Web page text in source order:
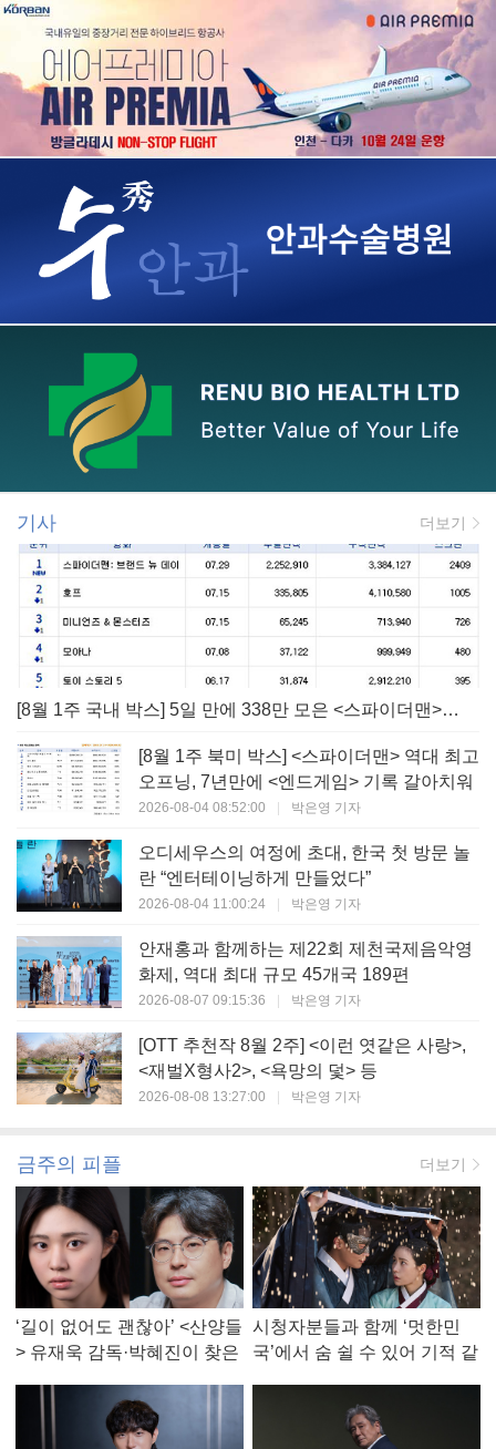
기사 더보기
[8월 1주 국내 박스] 5일 만에 338만 모은 <스파이더맨> 극장가 235% 대반등, <호프>는 400만 돌파
[8월 1주 북미 박스] <스파이더맨> 역대 최고
오프닝, 7년만에 <엔드게임> 기록 갈아치워
2026-08-04 08:52:00 | 박은영 기자
오디세우스의 여정에 초대, 한국 첫 방문 놀
란 “엔터테이닝하게 만들었다”
2026-08-04 11:00:24 | 박은영 기자
안재홍과 함께하는 제22회 제천국제음악영
화제, 역대 최대 규모 45개국 189편
2026-08-07 09:15:36 | 박은영 기자
[OTT 추천작 8월 2주] <이런 엿같은 사랑>,
<재벌X형사2>, <욕망의 덫> 등
2026-08-08 13:27:00 | 박은영 기자
금주의 피플 더보기
‘길이 없어도 괜찮아’ <산양들
> 유재욱 감독·박혜진이 찾은
시청자분들과 함께 ‘멋한민
국’에서 숨 쉴 수 있어 기적 같